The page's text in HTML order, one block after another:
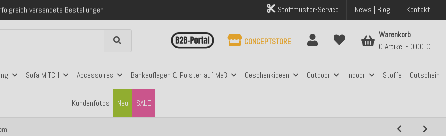
versendete Bestellungen
Klarna, PayPal & Amazon Pay
Stoffmuster-Service News | Blog Kontakt
Sofa MITCH Accessoires Bankauflagen & Polster auf Maß Geschenkideen Outdoor Indoor Stoffe Gutschein
Kundenfotos SALE
Neu
CONCEPTSTORE
Warenkorb
0 Artikel
0,00 €